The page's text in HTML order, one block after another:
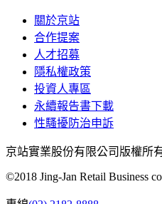
關於京站
合作提案
人才招募
隱私權政策
投資人專區
永續報告書下載
性騷擾防治申訴
京站實業股份有限公司版權所
©2018 Jing-Jan Retail Business